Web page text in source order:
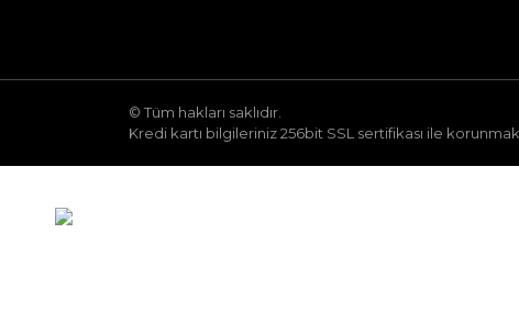
© Tüm hakları saklıdır.
Kredi kartı bilgileriniz 256bit SSL sertifikası ile